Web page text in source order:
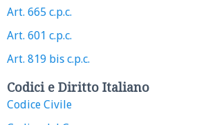
Art. 665 c.p.c.
Art. 601 c.p.c.
Art. 819 bis c.p.c.
Codici e Diritto Italiano
Codice Civile